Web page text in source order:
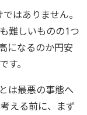
はありません。
難しいものの1つ
になるのか円安
す。
は最悪の事態へ
える前に、まず